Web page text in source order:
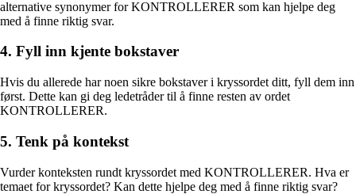
alternative synonymer for KONTROLLERER som kan hjelpe deg
med å finne riktig svar.
4. Fyll inn kjente bokstaver
Hvis du allerede har noen sikre bokstaver i kryssordet ditt, fyll dem inn
først. Dette kan gi deg ledetråder til å finne resten av ordet
KONTROLLERER.
5. Tenk på kontekst
Vurder konteksten rundt kryssordet med KONTROLLERER. Hva er
temaet for kryssordet? Kan dette hjelpe deg med å finne riktig svar?